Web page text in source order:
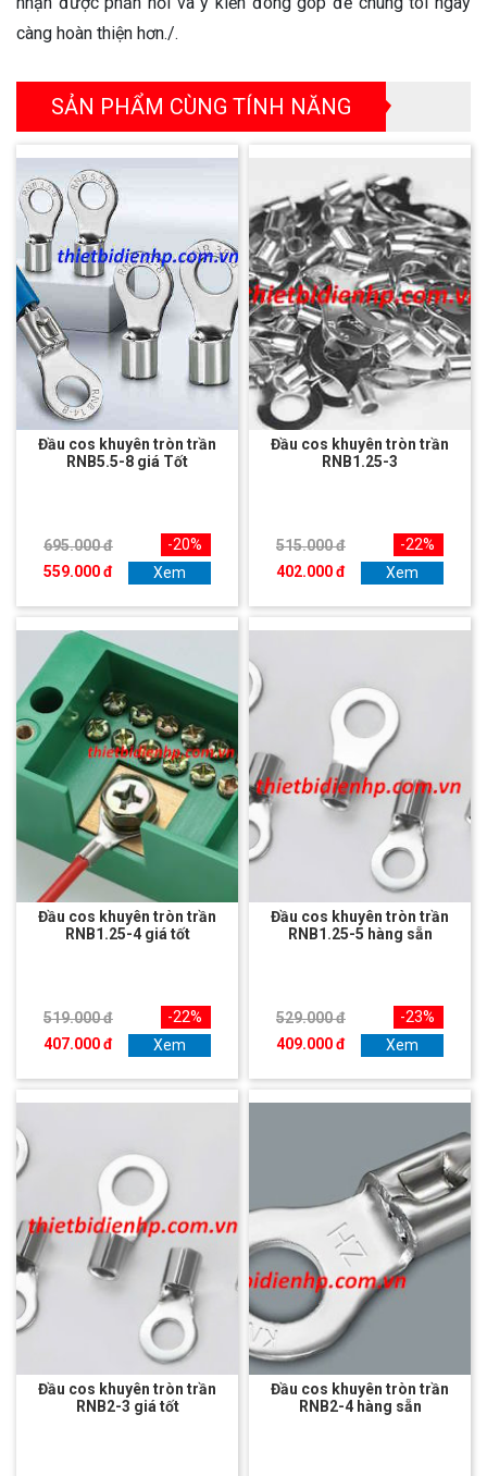
càng hoàn thiện hơn./.
SẢN PHẨM CÙNG TÍNH NĂNG
Đầu cos khuyên tròn trần
RNB5.5-8 giá Tốt
695.000 đ
559.000 đ
-20%
Xem
Đầu cos khuyên tròn trần
RNB1.25-3
515.000 đ
402.000 đ
-22%
Xem
Đầu cos khuyên tròn trần
RNB1.25-4 giá tốt
519.000 đ
407.000 đ
-22%
Xem
Đầu cos khuyên tròn trần
RNB1.25-5 hàng sẵn
529.000 đ
409.000 đ
-23%
Xem
Đầu cos khuyên tròn trần
RNB2-3 giá tốt
Đầu cos khuyên tròn trần
RNB2-4 hàng sẵn